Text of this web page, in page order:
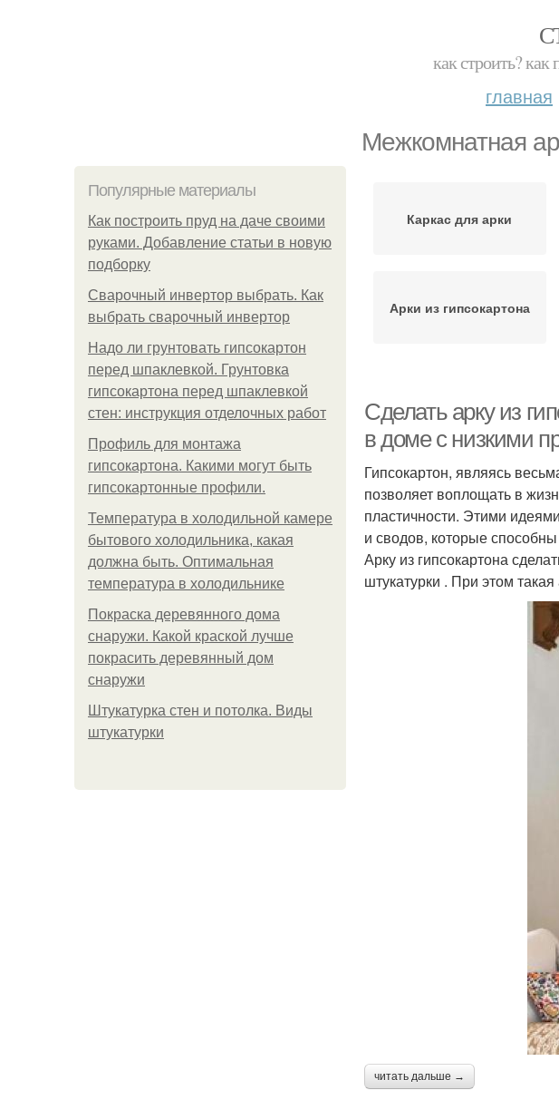
как строить? как
главная
Межкомнатная
Популярные материалы
Как построить пруд на даче своими
руками. Добавление статьи в новую
подборку
Сварочный инвертор выбрать. Как
выбрать сварочный инвертор
Надо ли грунтовать гипсокартон
перед шпаклевкой. Грунтовка
гипсокартона перед шпаклевкой
стен: инструкция отделочных работ
Профиль для монтажа
гипсокартона. Какими могут быть
гипсокартонные профили.
Температура в холодильной камере
бытового холодильника, какая
должна быть. Оптимальная
температура в холодильнике
Покраска деревянного дома
снаружи. Какой краской лучше
покрасить деревянный дом
снаружи
Штукатурка стен и потолка. Виды
штукатурки
Каркас для арки
Арки из гипсокартона
Сделать арку из
в доме с низкими
Гипсокартон, являясь
позволяет воплощать в
пластичности. Этими
и сводов, которые
Арку из гипсокартона
штукатурки . При этом
читать дальше →